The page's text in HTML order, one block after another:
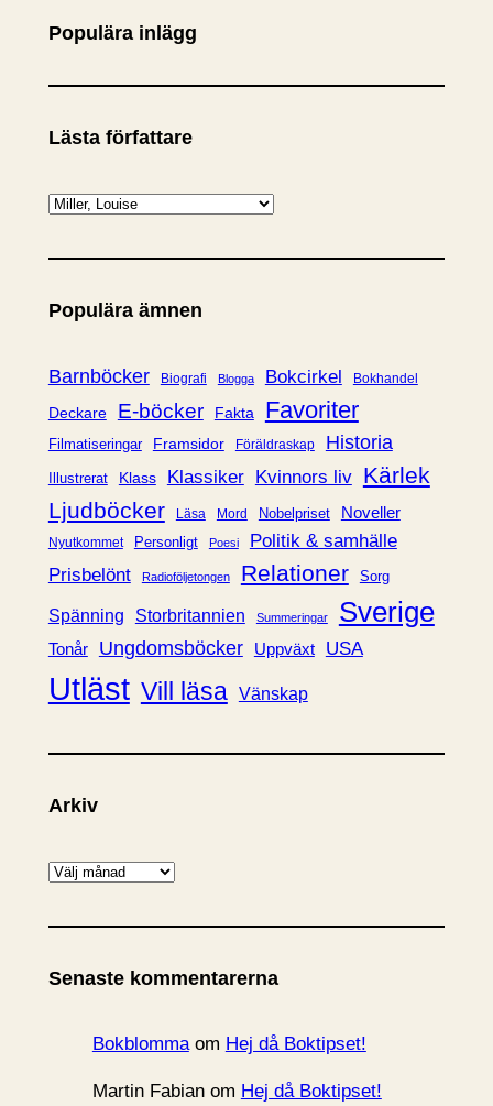
Populära inlägg
Lästa författare
K
t
g
r
i
Populära ämnen
Barnböcker Biografi Blogga Bokcirkel Bokhandel
Deckare E-böcker Fakta Favoriter
Filmatiseringar Framsidor Föräldraskap Historia
Illustrerat Klass Klassiker Kvinnors liv Kärlek
Ljudböcker
Läsa Mord Nobelpriset Noveller
Nyutkommet Personligt Poesi
Politik & samhälle
Prisbelönt
Radioföljetongen Relationer Sorg
Spänning Storbritannien Summeringar Sverige
Tonår Ungdomsböcker Uppväxt USA
Utläst Vill läsa Vänskap
Arkiv
A
k
v
Senaste kommentarerna
Bokblommaom Hej då Boktipset!
Martin Fabianom Hej då Boktipset!